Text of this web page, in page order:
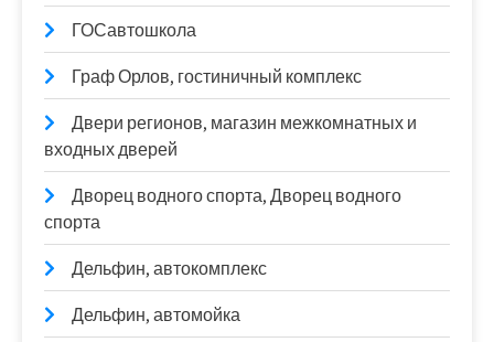
ГОСавтошкола
Граф Орлов, гостиничный комплекс
Двери регионов, магазин межкомнатных и
входных дверей
Дворец водного спорта, Дворец водного
спорта
Дельфин, автокомплекс
Дельфин, автомойка